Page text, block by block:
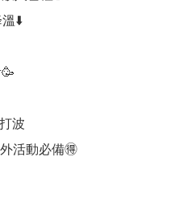
⬇️
波
活動必備🉐️